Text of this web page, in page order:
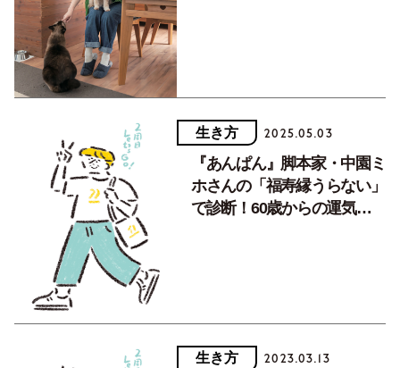
生き方 2025.05.03
『あんぱん』脚本家・中園ミ
ホさんの「福寿縁うらない」
で診断！60歳からの運気を
生き方 2023.03.13